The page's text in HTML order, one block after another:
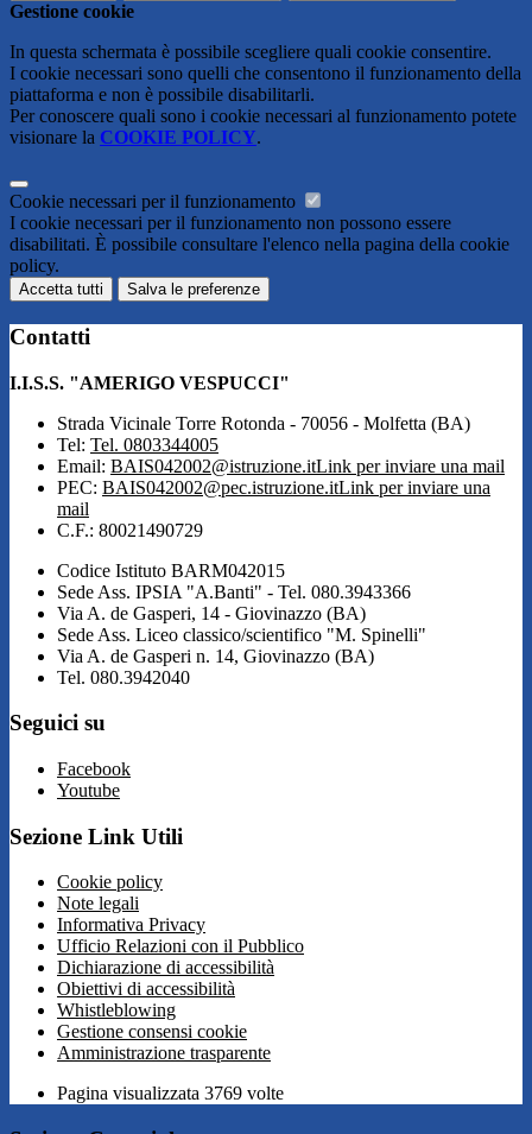
Gestione cookie
In questa schermata è possibile scegliere quali cookie consentire.
I cookie necessari sono quelli che consentono il funzionamento della
piattaforma e non è possibile disabilitarli.
Per conoscere quali sono i cookie necessari al funzionamento potete
visionare la COOKIE POLICY.
Cookie necessari per il funzionamento
I cookie necessari per il funzionamento non possono essere
disabilitati. È possibile consultare l'elenco nella pagina della cookie
policy.
Accetta tutti Salva le preferenze
Contatti
I.I.S.S. "AMERIGO VESPUCCI"
Strada Vicinale Torre Rotonda - 70056 - Molfetta (BA)
Tel: Tel. 0803344005
Email: BAIS042002@istruzione.itLink per inviare una mail
PEC: BAIS042002@pec.istruzione.itLink per inviare una
mail
C.F.: 80021490729
Codice Istituto BARM042015
Sede Ass. IPSIA "A.Banti" - Tel. 080.3943366
Via A. de Gasperi, 14 - Giovinazzo (BA)
Sede Ass. Liceo classico/scientifico "M. Spinelli"
Via A. de Gasperi n. 14, Giovinazzo (BA)
Tel. 080.3942040
Seguici su
Facebook
Youtube
Sezione Link Utili
Cookie policy
Note legali
Informativa Privacy
Ufficio Relazioni con il Pubblico
Dichiarazione di accessibilità
Obiettivi di accessibilità
Whistleblowing
Gestione consensi cookie
Amministrazione trasparente
Pagina visualizzata 3769 volte